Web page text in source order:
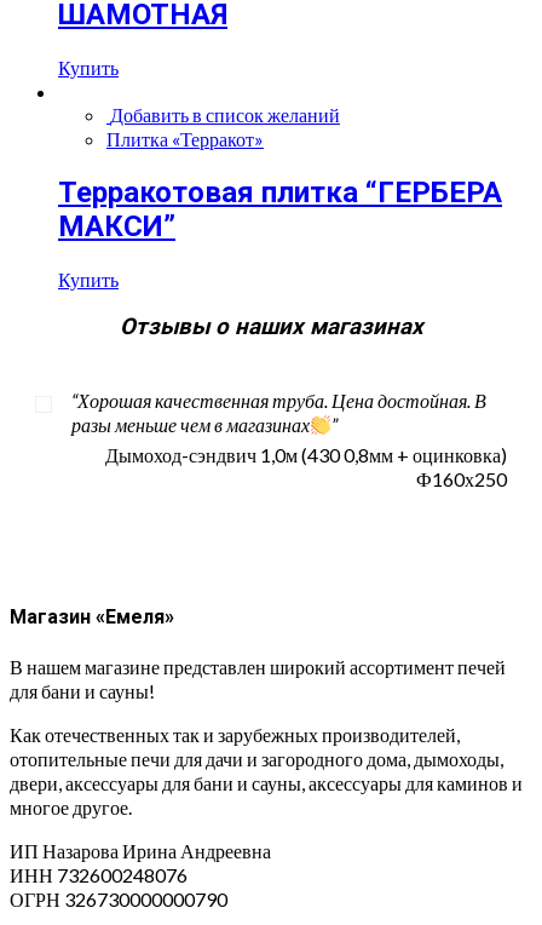
ШАМОТНАЯ
Купить
Добавить в список желаний
Плитка «Терракот»
Терракотовая плитка “ГЕРБЕРА
МАКСИ”
Купить
Отзывы о наших магазинах
“Хорошая качественная труба. Цена достойная. В
разы меньше чем в магазинах
”
Дымоход-сэндвич 1,0м (430 0,8мм + оцинковка)
Ф160х250
Магазин «Емеля»
В нашем магазине представлен широкий ассортимент печей
для бани и сауны!
Как отечественных так и зарубежных производителей,
отопительные печи для дачи и загородного дома, дымоходы,
двери, аксессуары для бани и сауны, аксессуары для каминов и
многое другое.
ИП Назарова Ирина Андреевна⁠
ИНН 732600248076
ОГРН 326730000000790